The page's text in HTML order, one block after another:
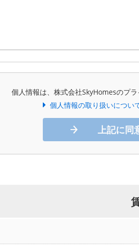
個人情報は、株式会社SkyHomesのプ
個人情報の取り扱いについ
上記に